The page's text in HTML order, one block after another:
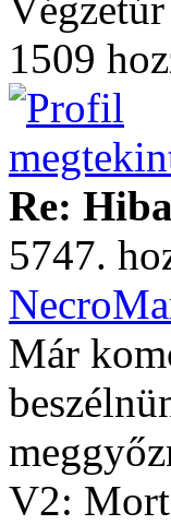
1509
Re:
5747.
Már
V2: